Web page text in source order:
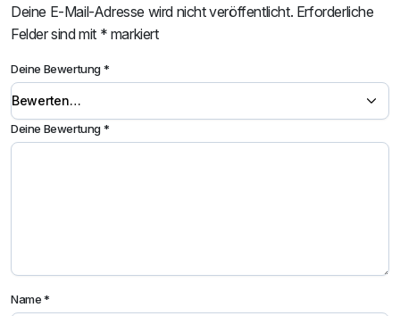
Deine E-Mail-Adresse wird nicht veröffentlicht. Erforderliche
Felder sind mit * markiert
Deine Bewertung*
Deine Bewertung*
Name*